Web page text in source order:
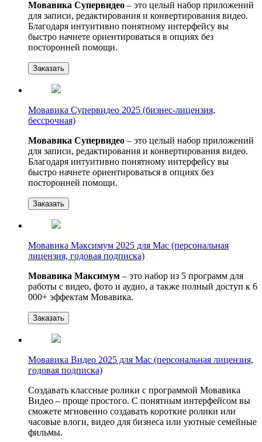
Мовавика Супервидео – это целый набор приложений
для записи, редактирования и конвертирования видео.
Благодаря интуитивно понятному интерфейсу вы
быстро начнете ориентироваться в опциях без
посторонней помощи.
Заказать
Мовавика Супервидео 2025 (бизнес-лицензия,
бессрочная)
Мовавика Супервидео – это целый набор приложений
для записи, редактирования и конвертирования видео.
Благодаря интуитивно понятному интерфейсу вы
быстро начнете ориентироваться в опциях без
посторонней помощи.
Заказать
Мовавика Максимум 2025 для Мас (персональная
лицензия, годовая подписка)
Мовавика Максимум – это набор из 5 программ для
работы с видео, фото и аудио, а также полный доступ к 6
000+ эффектам Мовавика.
Заказать
Мовавика Видео 2025 для Mac (персональная лицензия,
годовая подписка)
Создавать классные ролики с программой Мовавика
Видео – проще простого. С понятным интерфейсом вы
сможете мгновенно создавать короткие ролики или
часовые влоги, видео для бизнеса или уютные семейные
фильмы.